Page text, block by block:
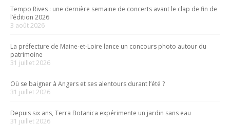
Tempo Rives : une dernière semaine de concerts avant le clap de fin de
l’édition 2026
3 août 2026
La préfecture de Maine-et-Loire lance un concours photo autour du
patrimoine
31 juillet 2026
Où se baigner à Angers et ses alentours durant l’été ?
31 juillet 2026
Depuis six ans, Terra Botanica expérimente un jardin sans eau
31 juillet 2026